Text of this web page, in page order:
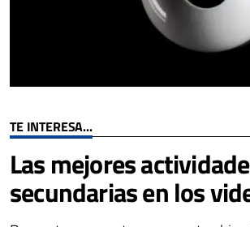
TE INTERESA...
Las mejores
secundarias en los